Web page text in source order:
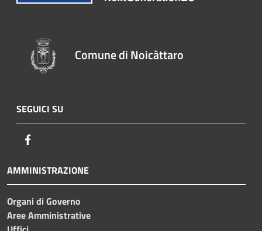
Comune di Noicàttaro
SEGUICI SU
AMMINISTRAZIONE
Organi di Governo
Aree Amministrative